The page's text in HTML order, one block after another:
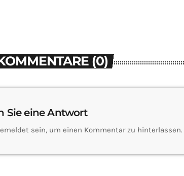
(0)
Sie eine Antwort
sein, um einen Kommentar zu hinterlassen.